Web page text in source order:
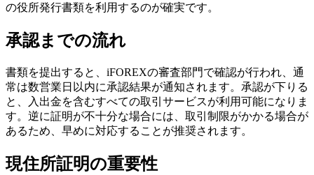
の役所発行書類を利用するのが確実です。
承認までの流れ
書類を提出すると、iFOREXの審査部門で確認が行われ、通
常は数営業日以内に承認結果が通知されます。承認が下りる
と、入出金を含むすべての取引サービスが利用可能になりま
す。逆に証明が不十分な場合には、取引制限がかかる場合が
あるため、早めに対応することが推奨されます。
現住所証明の重要性